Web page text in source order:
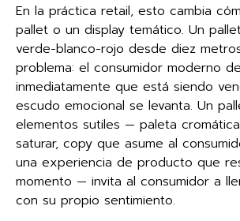
En la práctica retail, esto cambia
pallet o un display temático. Un
verde-blanco-rojo desde diez
problema: el consumidor moderno
inmediatamente que está siendo
escudo emocional se levanta. Un
elementos sutiles — paleta
saturar, copy que asume al
una experiencia de producto que
momento — invita al consumidor a
con su propio sentimiento.